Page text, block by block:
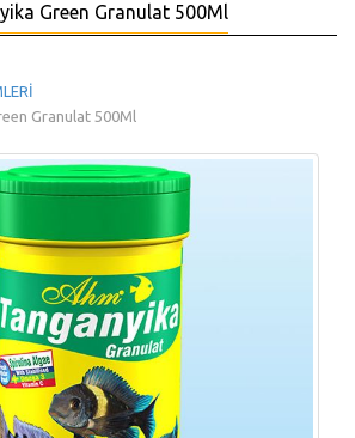
Green Granulat 500Ml
Granulat 500Ml